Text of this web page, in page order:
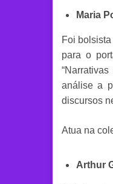
Maria
Foi
para o
análise a
discursos
Atua na
Arthur